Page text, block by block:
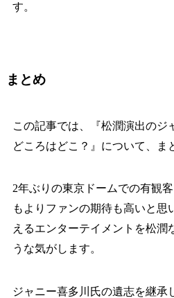
す。
まとめ
この記事では、『松潤演出のジ
どころはどこ？』について、ま
2年ぶりの東京ドームでの有観
もよりファンの期待も高いと思
えるエンターテイメントを松潤
うな気がします。
ジャニー喜多川氏の遺志を継承